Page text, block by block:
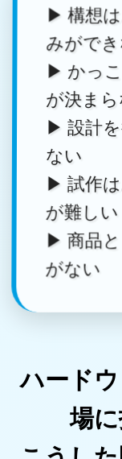
▶ 構想
みがで
▶ かっ
が決ま
▶ 設計
ない
▶ 試作
が難しい
▶ 商品
がない
ハード
場